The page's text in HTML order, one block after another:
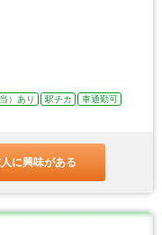
）あり 駅チカ
車通勤可
に興味がある